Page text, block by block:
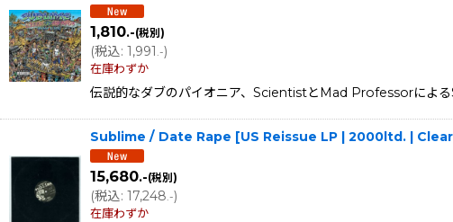
在庫あり
並び順:
1,810.-(税別)
(税込: 1,991 .-)
在庫わずか
伝説的なダブのパイオニア、ScientistとMad Professorによ
Sublime / Date Rape [US Reissue LP | 2000ltd. |
15,680.-(税別)
(税込: 17,248.-)
在庫わずか